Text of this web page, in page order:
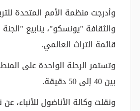
وأدرجت منظمة الأمم المتحدة
والثقافة "يونسكو"، ينابيع
قائمة التراث العالمي.
وتستمر الرحلة الواحدة على
بين 40 إلى 50 دقيقة.
ونقلت وكالة الأناضول للأنباء،